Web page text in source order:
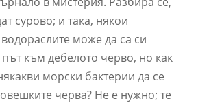
сурово; и така, някои
може да са си
към дебелото черво, но как
морски бактерии да се
черва? Не е нужно; те